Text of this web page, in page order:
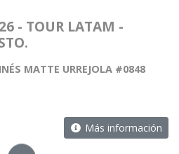
- TOUR LATAM -
MATTE URREJOLA #0848
Más información